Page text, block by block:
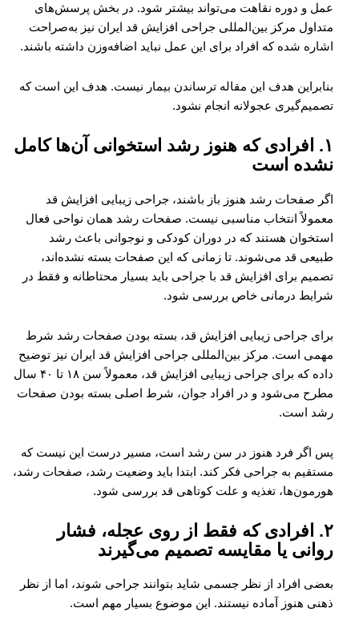
عمل و دوره نقاهت می‌تواند بیشتر شود. در بخش پرسش‌های
متداول مرکز بین‌المللی جراحی افزایش قد ایران نیز به‌صراحت
اشاره شده که افراد برای این عمل نباید اضافه‌وزن داشته باشند.
بنابراین هدف این مقاله ترساندن بیمار نیست. هدف این است که
تصمیم‌گیری عجولانه انجام نشود.
۱. افرادی که هنوز رشد استخوانی آن‌ها کامل
نشده است
اگر صفحات رشد هنوز باز باشند، جراحی زیبایی افزایش قد
معمولاً انتخاب مناسبی نیست. صفحات رشد همان نواحی فعال
استخوان هستند که در دوران کودکی و نوجوانی باعث رشد
طبیعی قد می‌شوند. تا زمانی که این صفحات بسته نشده‌اند،
تصمیم برای افزایش قد با جراحی باید بسیار محتاطانه و فقط در
شرایط درمانی خاص بررسی شود.
برای جراحی زیبایی افزایش قد، بسته بودن صفحات رشد شرط
مهمی است. مرکز بین‌المللی جراحی افزایش قد ایران نیز توضیح
داده که برای جراحی زیبایی افزایش قد، معمولاً سن ۱۸ تا ۴۰ سال
مطرح می‌شود و در افراد جوان، شرط اصلی بسته بودن صفحات
رشد است.
پس اگر فرد هنوز در سن رشد است، مسیر درست این نیست که
مستقیم به جراحی فکر کند. ابتدا باید وضعیت رشد، صفحات رشد،
هورمون‌ها، تغذیه و علت کوتاهی قد بررسی شود.
۲. افرادی که فقط از روی عجله، فشار
روانی یا مقایسه تصمیم می‌گیرند
بعضی افراد از نظر جسمی شاید بتوانند جراحی شوند، اما از نظر
ذهنی هنوز آماده نیستند. این موضوع بسیار مهم است.